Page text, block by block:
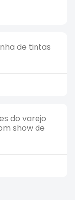
de tintas
do varejo
show de